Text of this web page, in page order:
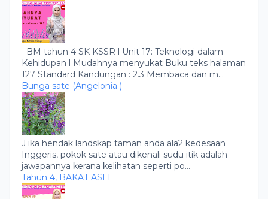
BM tahun 4 SK KSSR l Unit 17: Teknologi dalam
Kehidupan l Mudahnya menyukat Buku teks halaman
127 Standard Kandungan : 2.3 Membaca dan m...
Bunga sate (Angelonia )
J ika hendak landskap taman anda ala2 kedesaan
Inggeris, pokok sate atau dikenali sudu itik adalah
jawapannya kerana kelihatan seperti po...
Tahun 4, BAKAT ASLI